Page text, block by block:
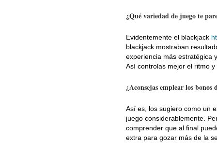
¿Qué variedad de juego te
Evidentemente el blackjack
blackjack mostraban
experiencia más estratégica
Así controlas mejor el ritmo
¿Aconsejas emplear los
Así es, los sugiero como un
juego considerablemente.
comprender que al final
extra para gozar más de la